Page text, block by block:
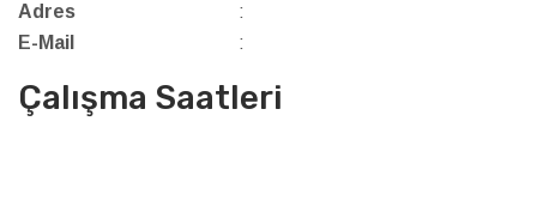
Adres
:
E-Mail
:
Çalışma Saatleri